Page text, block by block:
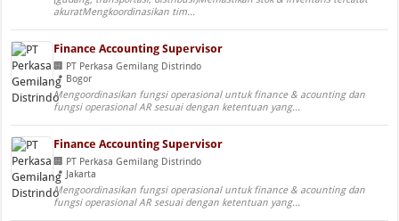
akuratMengkoordinasikan tim...
Finance Accounting Supervisor
PT Perkasa Gemilang Distrindo
Bogor
Mengoordinasikan fungsi operasional untuk finance & acounting dan
fungsi operasional AR sesuai dengan ketentuan yang...
Finance Accounting Supervisor
PT Perkasa Gemilang Distrindo
Jakarta
Mengoordinasikan fungsi operasional untuk finance & acounting dan
fungsi operasional AR sesuai dengan ketentuan yang...